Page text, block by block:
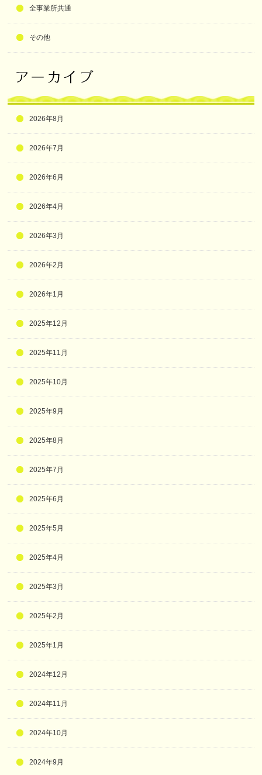
全事業所共通
その他
2026年8月
2026年7月
2026年6月
2026年4月
2026年3月
2026年2月
2026年1月
2025年12月
2025年11月
2025年10月
2025年9月
2025年8月
2025年7月
2025年6月
2025年5月
2025年4月
2025年3月
2025年2月
2025年1月
2024年12月
2024年11月
2024年10月
2024年9月